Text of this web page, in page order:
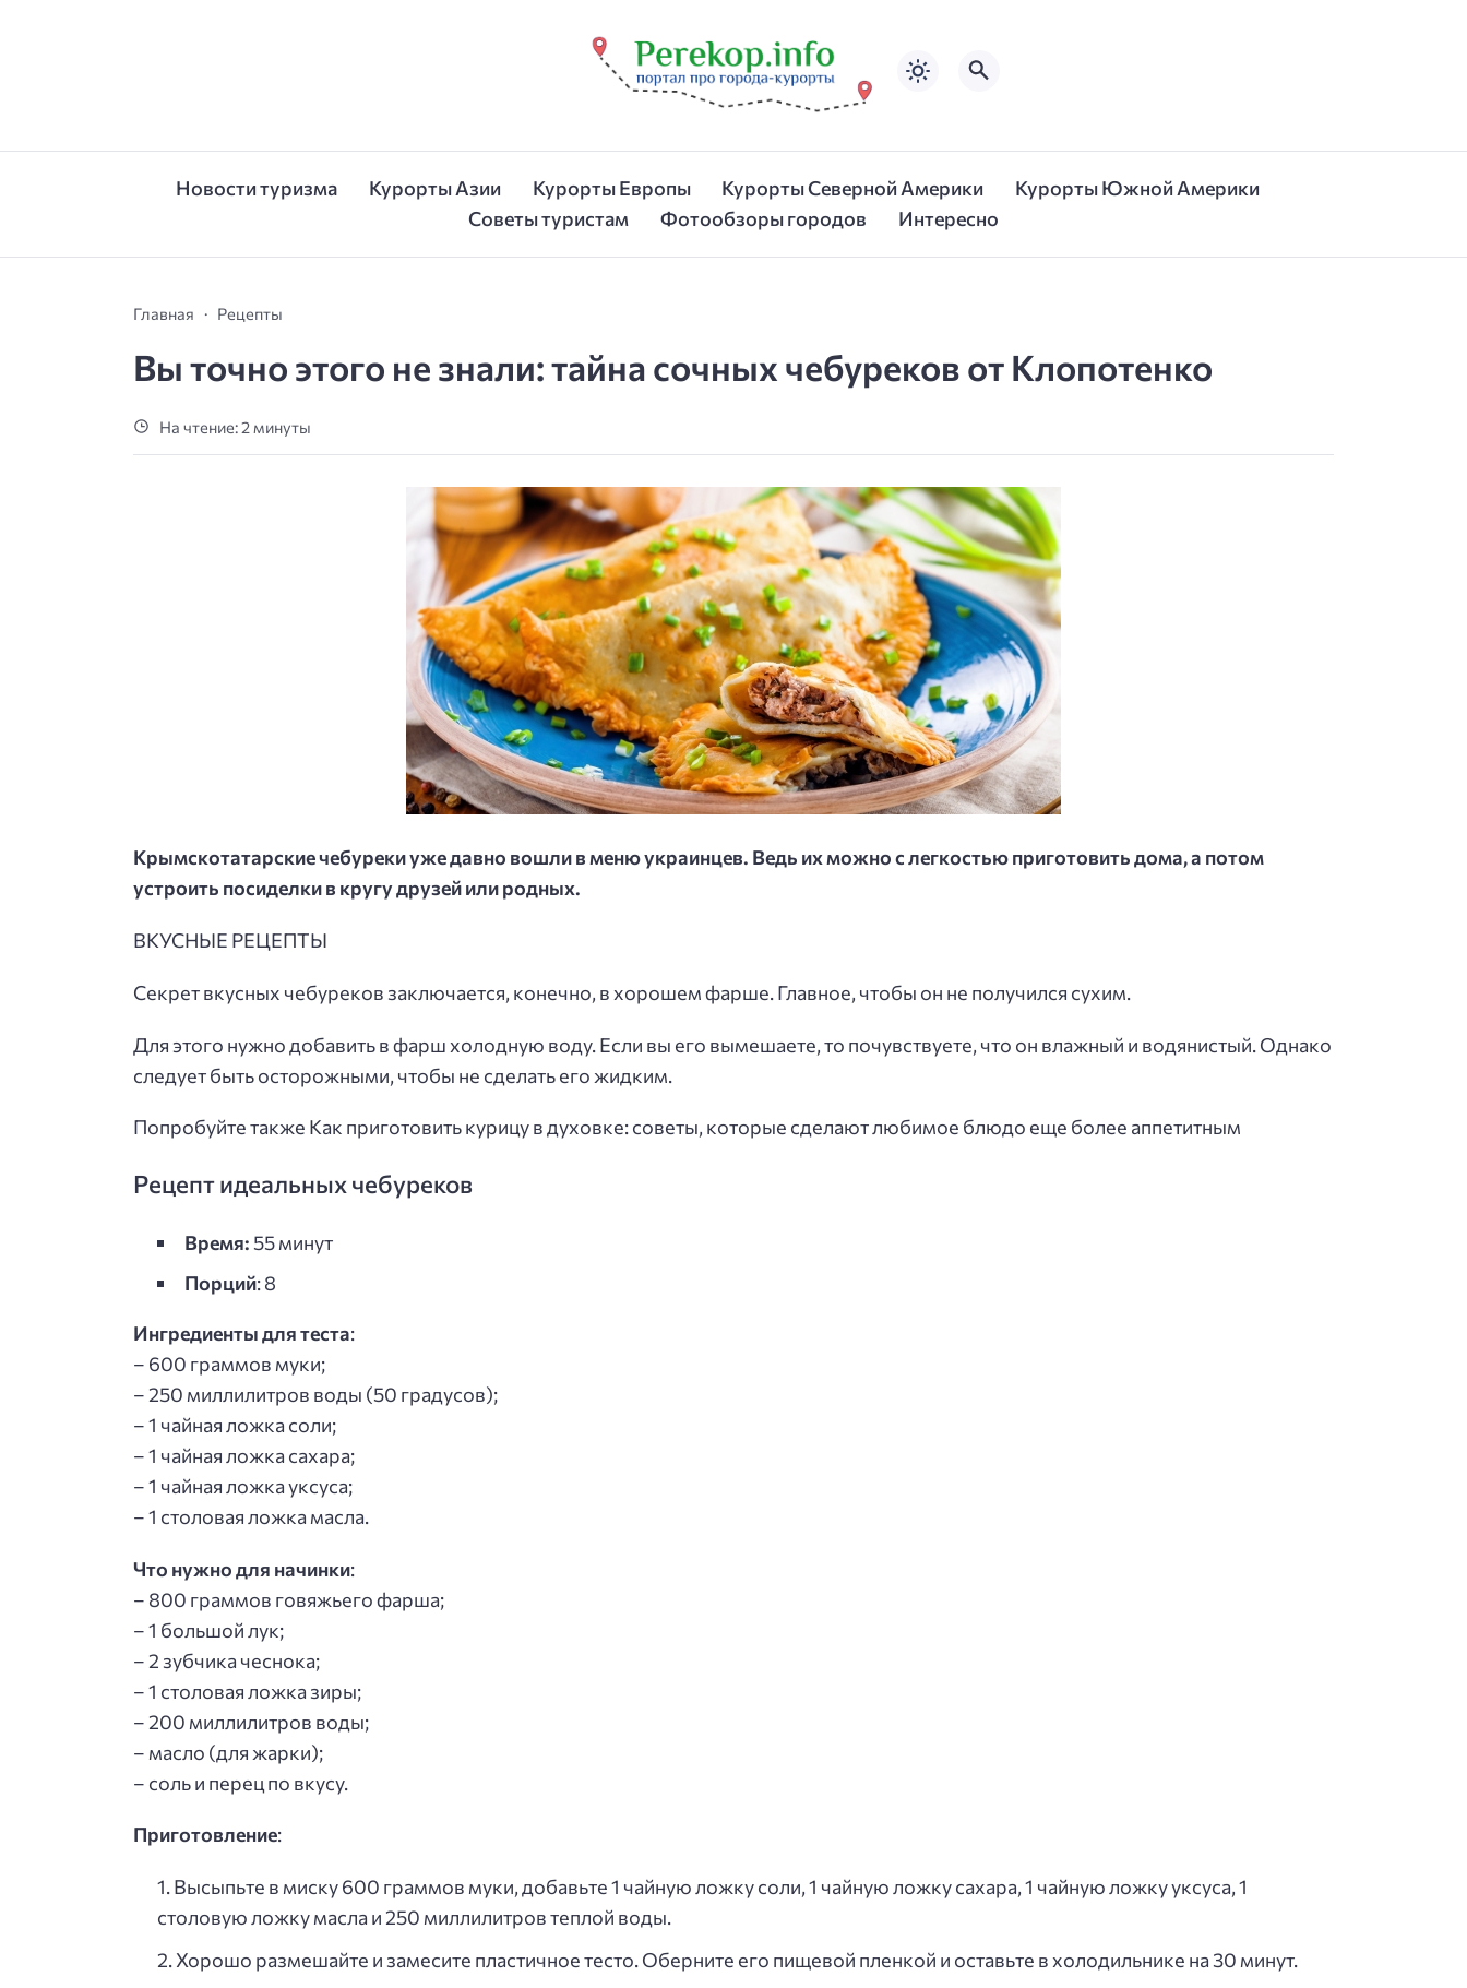
Новости туризма Курорты Азии Курорты Европы Курорты Северной Америки
Курорты Южной Америки
Советы туристам
Фотообзоры городов Интересно
Главная Рецепты
Вы точно этого не знали: тайна сочных чебуреков от Клопотенко
На чтение: 2 минуты
Крымскотатарские чебуреки уже давно вошли в меню украинцев. Ведь их можно с легкостью приготовить дома, а потом
устроить посиделки в кругу друзей или родных.
ВКУСНЫЕ РЕЦЕПТЫ
Секрет вкусных чебуреков заключается, конечно, в хорошем фарше. Главное, чтобы он не получился сухим.
Для этого нужно добавить в фарш холодную воду. Если вы его вымешаете, то почувствуете, что он влажный и водянистый. Однако
следует быть осторожными, чтобы не сделать его жидким.
Попробуйте также Как приготовить курицу в духовке: советы, которые сделают любимое блюдо еще более аппетитным
Рецепт идеальных чебуреков
Время:55 минут
Порций: 8
Ингредиенты для теста:
– 600 граммов муки;
– 250 миллилитров воды (50 градусов);
– 1 чайная ложка соли;
– 1 чайная ложка сахара;
– 1 чайная ложка уксуса;
– 1 столовая ложка масла.
Что нужно для начинки:
– 800 граммов говяжьего фарша;
– 1 большой лук;
– 2 зубчика чеснока;
– 1 столовая ложка зиры;
– 200 миллилитров воды;
– масло (для жарки);
– соль и перец по вкусу.
Приготовление:
Высыпьте в миску 600 граммов муки, добавьте 1 чайную ложку соли, 1 чайную ложку сахара, 1 чайную ложку уксуса, 1
столовую ложку масла и 250 миллилитров теплой воды.
Хорошо размешайте и замесите пластичное тесто. Оберните его пищевой пленкой и оставьте в холодильнике на 30 минут.